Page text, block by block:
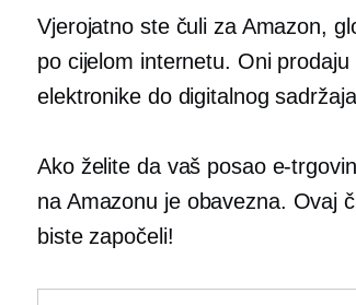
Vjerojatno ste čuli za Amazon,
po cijelom internetu. Oni
elektronike do digitalnog
Ako želite da vaš posao e-
na Amazonu je obavezna. Ovaj
biste započeli!